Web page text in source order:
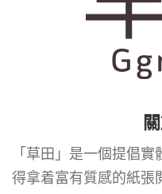
「草田」是一個提倡
得拿着富有質感的紙張